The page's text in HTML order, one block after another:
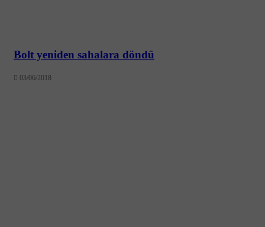
Bolt yeniden sahalara döndü
03/06/2018